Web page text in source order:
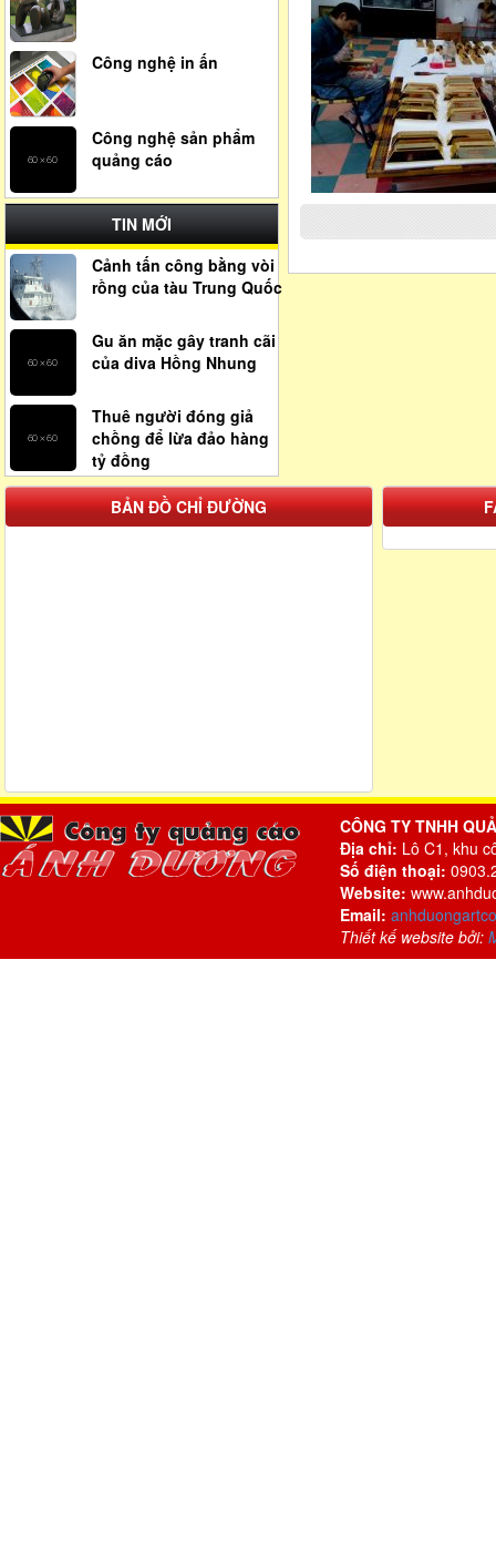
Công nghệ in ấn
Công nghệ sản phẩm
quảng cáo
TIN MỚI
Cảnh tấn công bằng vòi
rồng của tàu Trung Quốc
Gu ăn mặc gây tranh cãi
của diva Hồng Nhung
Thuê người đóng giả
chồng để lừa đảo hàng
tỷ đồng
BẢN ĐỒ CHỈ ĐƯỜNG
CÔNG TY TNHH
Địa chỉ: Lô C1, khu
Số điện thoại:
Website:
Email:
Thiết kế website bởi: